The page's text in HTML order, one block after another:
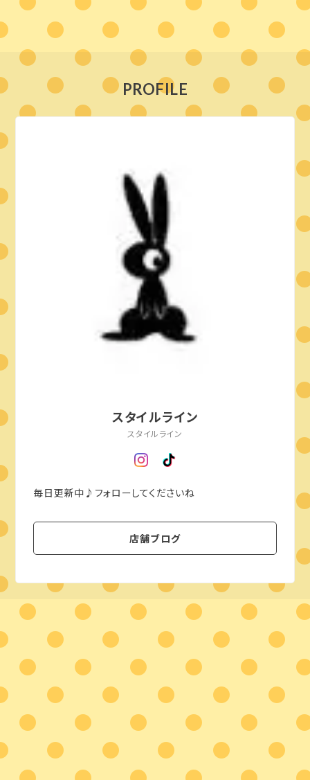
PROFILE
スタイルライン
スタイルライン
毎日更新中♪フォローしてくださいね
店舗ブログ